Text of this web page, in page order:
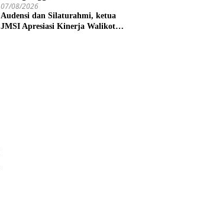
07/08/2026
Audensi dan Silaturahmi, ketua
JMSI Apresiasi Kinerja Walikota